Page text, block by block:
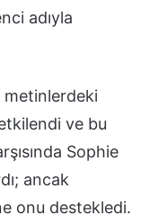
adıyla
metinlerdeki
ve bu
Sophie
ancak
onu destekledi.